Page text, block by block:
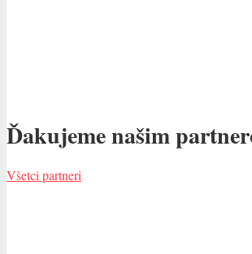
Ďakujeme našim
Všetci partneri